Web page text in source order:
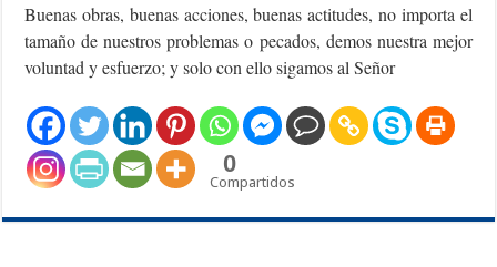
Buenas obras, buenas acciones, buenas actitudes, no importa el
tamaño de nuestros problemas o pecados, demos nuestra mejor
voluntad y esfuerzo; y solo con ello sigamos al Señor
0
Compartidos